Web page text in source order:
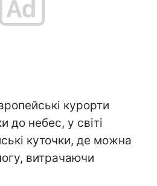
курорти
до небес, у світі
куточки, де можна
витрачаючи